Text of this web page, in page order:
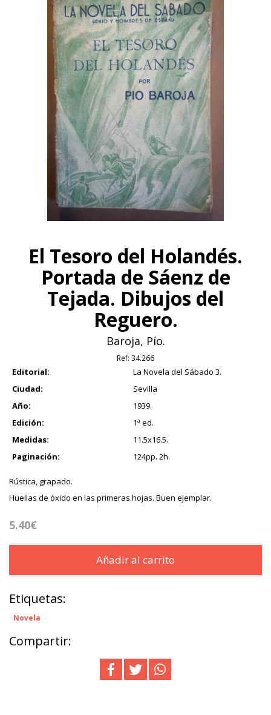
El Tesoro del Holandés.
Portada de Sáenz de
Tejada. Dibujos del
Reguero.
Baroja, Pío.
Ref: 34.266
Editorial:
La Novela del Sábado 3.
Ciudad:
Sevilla
Año:
1939.
Edición:
1ª ed.
Medidas:
11.5x16.5.
Paginación:
124pp. 2h.
Rústica, grapado.
Huellas de óxido en las primeras hojas. Buen ejemplar.
5.40€
Añadir al carrito
Etiquetas:
Novela
Compartir: